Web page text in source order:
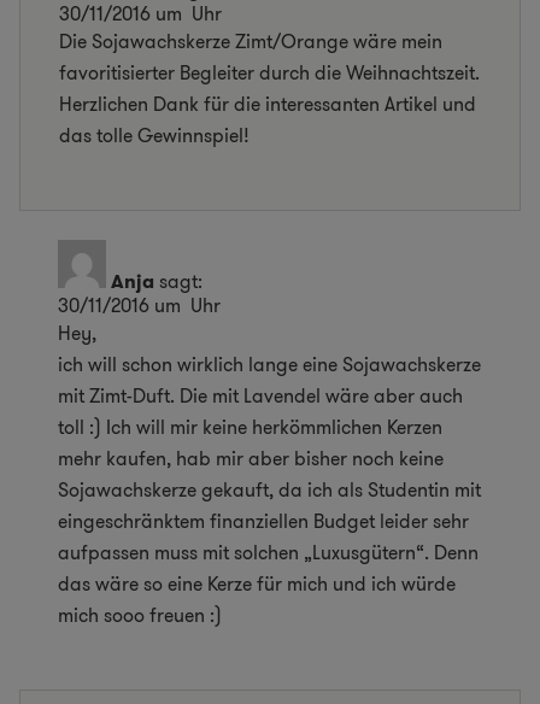
30/11/2016 um Uhr
Die Sojawachskerze Zimt/Orange wäre mein
favoritisierter Begleiter durch die Weihnachtszeit.
Herzlichen Dank für die interessanten Artikel und
das tolle Gewinnspiel!
Anja sagt:
30/11/2016 um Uhr
Hey,
ich will schon wirklich lange eine Sojawachskerze
mit Zimt-Duft. Die mit Lavendel wäre aber auch
toll :) Ich will mir keine herkömmlichen Kerzen
mehr kaufen, hab mir aber bisher noch keine
Sojawachskerze gekauft, da ich als Studentin mit
eingeschränktem finanziellen Budget leider sehr
aufpassen muss mit solchen „Luxusgütern“. Denn
das wäre so eine Kerze für mich und ich würde
mich sooo freuen :)